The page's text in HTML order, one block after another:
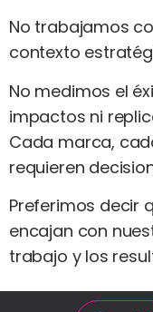
No trabajamos
contexto
No medimos el
impactos ni
Cada marca,
requieren
Preferimos decir
encajan con
trabajo y los